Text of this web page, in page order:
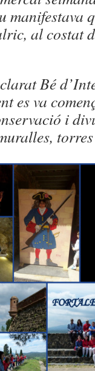
manifestava
al costat
Bé
es va
i